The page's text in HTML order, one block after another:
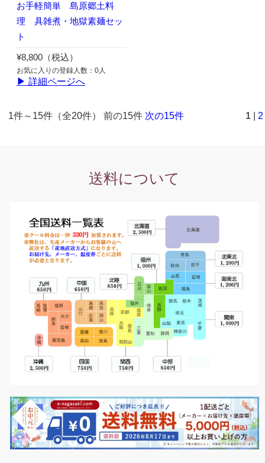
お手軽簡単 島原郷土料
理 具雑煮・地獄素麺セッ
ト
¥8,800（税込）
お気に入りの登録人数：0人
▶ 詳細ページへ
1件～15件（全20件） 前の15件 次の15件 1 2
送料について